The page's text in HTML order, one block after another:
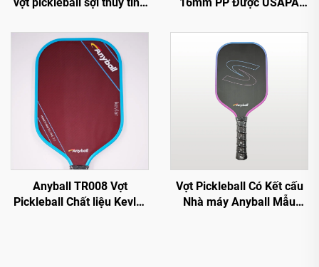
Sợi Carbon cho Người lớn
Tập luyện Thermoformed
Lõi tổ ong 18K T700
Anyball TR008 Vợt
Pickleball Chất liệu Kevlar
Vợt Pickleball Có Kết cấu
Nhà máy Anyball Mẫu